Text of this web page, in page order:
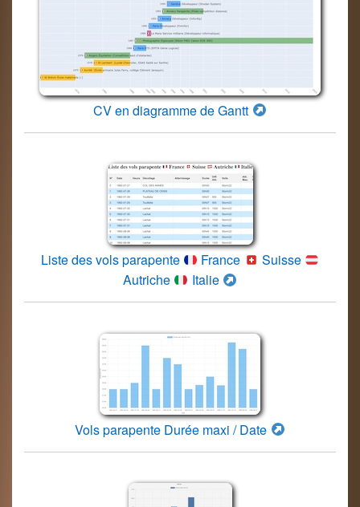
CV en diagramme de Gantt
Liste des vols parapente France
Suisse
Autriche
Italie
Vols parapente Durée maxi / Date